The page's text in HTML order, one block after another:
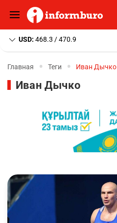
USD: 468.3 / 470.9
Главная Теги Иван Дычко
Иван Дычко